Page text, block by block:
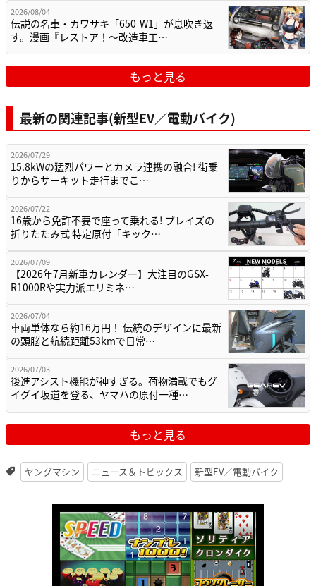
2026/08/04
伝説の名車・カワサキ「650-W1」が息吹き返
す。漫画『レストア！～改造車工…
もっと見る
最新の関連記事(新型EV／電動バイク)
2026/07/29
15.8kWの猛烈パワーとカメラ連携の融合! 街乗
りからサーキット走行までこ…
2026/07/22
16歳から免許不要で座って乗れる! ブレイズの
折りたたみ式 特定原付「キック…
2026/07/09
【2026年7月新車カレンダー】大注目のGSX-
R1000Rや実力派エリミネ…
2026/07/04
車両単体なら約16万円！ 伝統のデザインに最新
の頭脳と航続距離53kmで日常…
2026/07/03
後進アシスト機能が神すぎる。荷物満載でもグ
イグイ坂道を登る、ヤマハの原付一種…
もっと見る
ヤングマシン ニュース＆トピックス 新型EV／電動バイク